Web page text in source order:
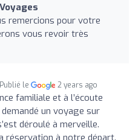
remercions pour votre
vous revoir très
Publié le 2 years ago
familiale et à l’écoute
un voyage sur
déroulé à merveille.
réservation à notre départ.